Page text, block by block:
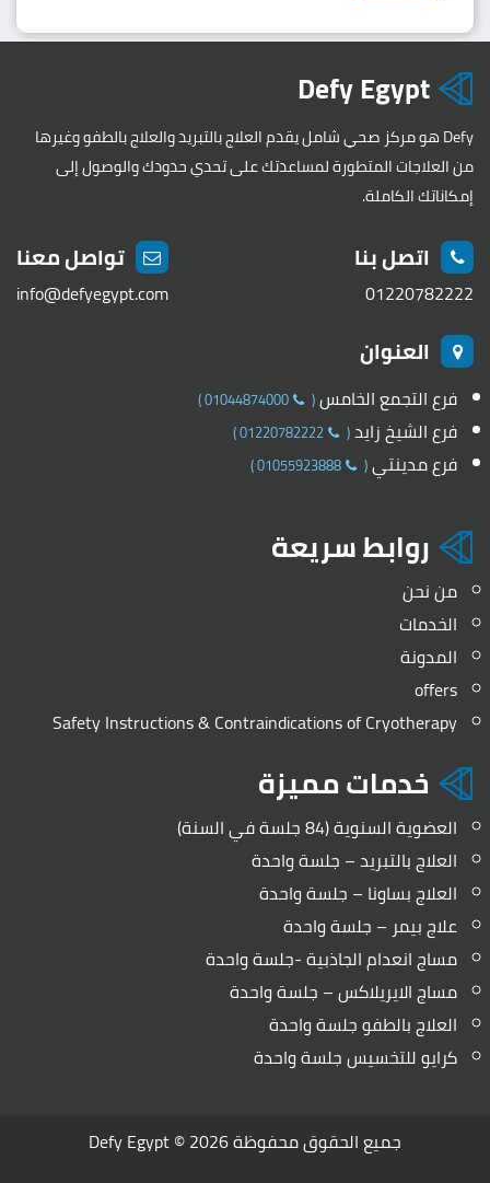
Defy Egypt
Defy هو مركز صحي شامل يقدم العلاج بالتبريد والعلاج بالطفو وغيرها
من العلاجات المتطورة لمساعدتك على تحدي حدودك والوصول إلى
إمكاناتك الكاملة.
اتصل بنا
01220782222
تواصل معنا
info@defyegypt.com
العنوان
فرع التجمع الخامس(
01044874000
)
فرع الشيخ زايد(
01220782222
)
فرع مدينتي(
01055923888
)
روابط سريعة
من نحن
الخدمات
المدونة
offers
Safety Instructions & Contraindications of Cryotherapy
خدمات مميزة
العضوية السنوية (84 جلسة في السنة)
العلاج بالتبريد – جلسة واحدة
العلاج بساونا – جلسة واحدة
علاج بيمر – جلسة واحدة
مساج انعدام الجاذبية -جلسة واحدة
مساج الايريلاكس – جلسة واحدة
العلاج بالطفو جلسة واحدة
كرايو للتخسيس جلسة واحدة
جميع الحقوق محفوظة 2026 ©
Defy Egypt